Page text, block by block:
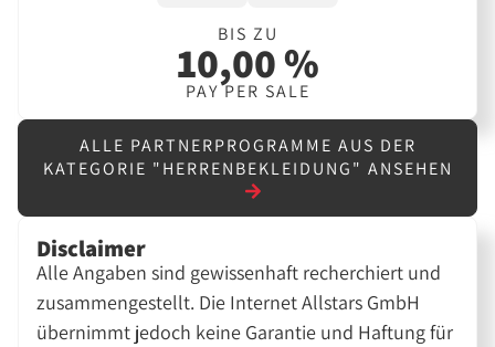
BIS ZU
10,00 %
PAY PER SALE
ALLE PARTNERPROGRAMME AUS DER
KATEGORIE "HERRENBEKLEIDUNG" ANSEHEN
Disclaimer
Alle Angaben sind gewissenhaft recherchiert und
zusammengestellt. Die Internet Allstars GmbH
übernimmt jedoch keine Garantie und Haftung für